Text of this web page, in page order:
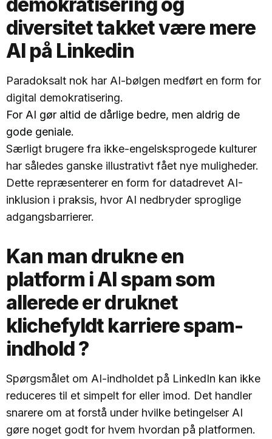
diversitet takket være mere
AI på Linkedin
Paradoksalt nok har AI-bølgen medført en form for
digital demokratisering.
For AI gør altid de dårlige bedre, men aldrig de
gode geniale.
Særligt brugere fra ikke-engelsksprogede kulturer
har således ganske illustrativt fået nye muligheder.
Dette repræsenterer en form for datadrevet AI-
inklusion i praksis, hvor AI nedbryder sproglige
adgangsbarrierer.
Kan man drukne en
platform i AI spam som
allerede er druknet
klichefyldt karriere spam-
indhold ?
Spørgsmålet om AI-indholdet på LinkedIn kan ikke
reduceres til et simpelt for eller imod. Det handler
snarere om at forstå under hvilke betingelser AI
gøre noget godt for hvem hvordan på platformen.